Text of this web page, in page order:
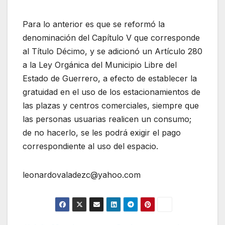
Para lo anterior es que se reformó la
denominación del Capítulo V que corresponde
al Título Décimo, y se adicionó un Artículo 280
a la Ley Orgánica del Municipio Libre del
Estado de Guerrero, a efecto de establecer la
gratuidad en el uso de los estacionamientos de
las plazas y centros comerciales, siempre que
las personas usuarias realicen un consumo;
de no hacerlo, se les podrá exigir el pago
correspondiente al uso del espacio.
leonardovaladezc@yahoo.com